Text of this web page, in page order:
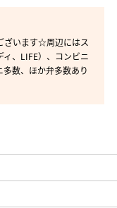
います☆周辺にはス
、LIFE）、コンビニ
数、ほか弁多数あり